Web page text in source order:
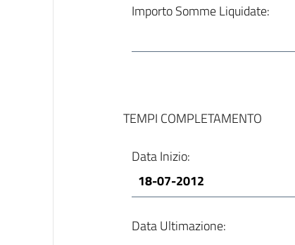
Importo Somme Liquidate:
TEMPI COMPLETAMENTO
Data Inizio:
Data Ultimazione: